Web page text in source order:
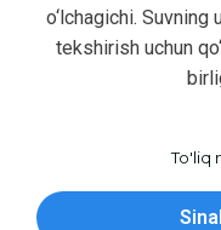
o‘lchagichi.
tekshirish uchun
To'liq